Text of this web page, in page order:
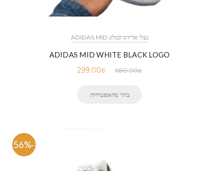
נעלי אדידס קטלוג ADIDAS MID
ADIDAS MID WHITE BLACK LOGO
680.00₪
299.00₪
בחר מהאפשרויות
-56%